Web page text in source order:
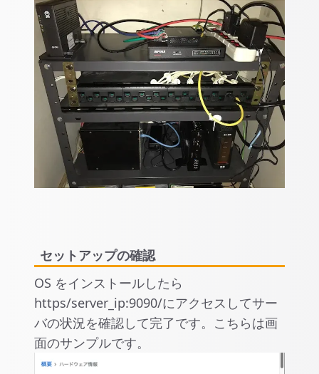
セットアップの確認
OS をインストールしたら
https/server_ip:9090/にアクセスしてサー
バの状況を確認して完了です。こちらは画
面のサンプルです。